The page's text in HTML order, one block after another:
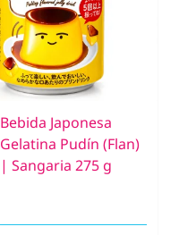
Bebida Japonesa
Gelatina Pudín (Flan)
| Sangaria 275 g